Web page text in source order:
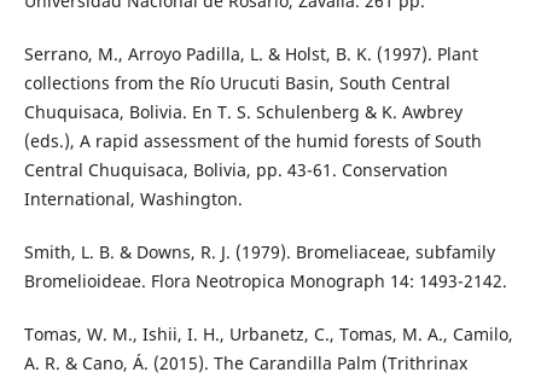
Serrano, M., Arroyo Padilla, L. & Holst, B. K. (1997). Plant
collections from the Río Urucuti Basin, South Central
Chuquisaca, Bolivia. En T. S. Schulenberg & K. Awbrey
(eds.), A rapid assessment of the humid forests of South
Central Chuquisaca, Bolivia, pp. 43-61. Conservation
International, Washington.
Smith, L. B. & Downs, R. J. (1979). Bromeliaceae, subfamily
Bromelioideae. Flora Neotropica Monograph 14: 1493-2142.
Tomas, W. M., Ishii, I. H., Urbanetz, C., Tomas, M. A., Camilo,
A. R. & Cano, Á. (2015). The Carandilla Palm (Trithrinax